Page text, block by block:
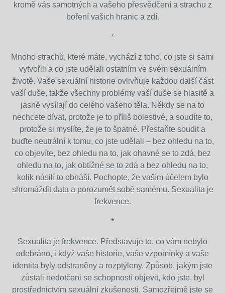
kromě vás samotných a vašeho přesvědčení a strachu z
boření vašich hranic a zdí.
*
Mnoho strachů, které máte, vychází z toho, co jste si sami
vytvořili a co jste udělali ostatním ve svém sexuálním
životě. Vaše sexuální historie ovlivňuje každou další část
vaší duše, takže všechny problémy vaší duše se hlasitě a
jasně vysílají do celého vašeho těla. Někdy se na to
nechcete dívat, protože je to příliš bolestivé, a soudíte to,
protože si myslíte, že je to špatné. Přestaňte soudit a
buďte neutrální k tomu, co jste udělali – bez ohledu na to,
co objevíte, bez ohledu na to, jak ohavné se to zdá, bez
ohledu na to, jak obtížné se to zdá a bez ohledu na to,
kolik násilí to obnáší. Pochopte, že vaším účelem bylo
shromáždit data a porozumět sobě samému. Sexualita je
frekvence.
*
Sexualita je frekvence. Představuje to, co vám nebylo
odebráno, i když vaše historie, vaše vzpomínky a vaše
identita byly odstraněny a rozptýleny. Způsob, jakým jste
zůstali nedotčeni se schopností objevit, kdo jste, byl
prostřednictvím sexuální zkušenosti. Samozřejmě jste se